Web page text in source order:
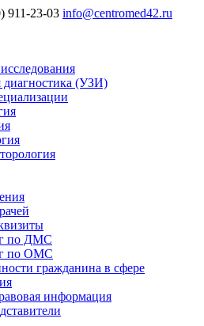
911-23-03 info@centromed42.ru
диагностика (УЗИ)
по ДМС
по ОМС
гражданина в сфере
информация